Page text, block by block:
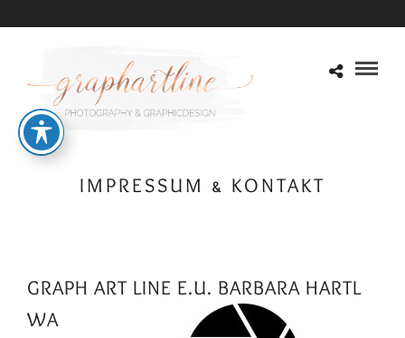
IMPRESSUM & KONTAKT
GRAPH ART LINE E.U. BARBARA HARTL
WA